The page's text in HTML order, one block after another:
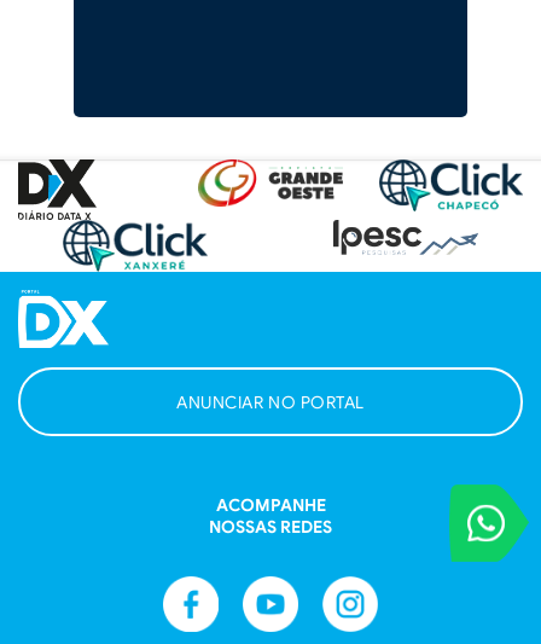
VOCÊ
Entre em
ANUNCIAR NO PORTAL
ACOMPANHE
NOSSAS REDES